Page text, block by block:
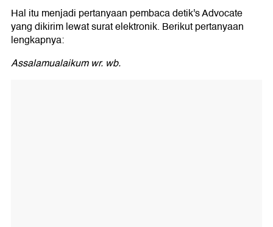
Hal itu menjadi pertanyaan pembaca detik's Advocate
yang dikirim lewat surat elektronik. Berikut pertanyaan
lengkapnya:
Assalamualaikum wr. wb.